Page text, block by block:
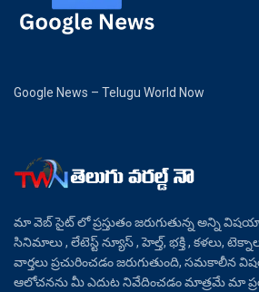
Google News – Telugu World Now
మా వెబ్ సైట్ లో ప్రస్తుతం జరుగుతున్న అన్ని
సినిమాలు , లేటెస్ట్ న్యూస్ , హెల్త్, భక్తి , కళలు,
వార్తలు ప్రచురించడం జరుగుతుంది, సమకాలీన
ఆలోచనను మీ ఎదుట నివేదించడం మాత్రమే మా